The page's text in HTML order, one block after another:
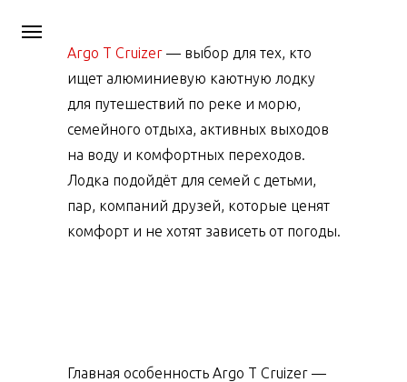
Argo T Cruizer — выбор для тех, кто
ищет алюминиевую каютную лодку
для путешествий по реке и морю,
семейного отдыха, активных выходов
на воду и комфортных переходов.
Лодка подойдёт для семей с детьми,
пар, компаний друзей, которые ценят
комфорт и не хотят зависеть от погоды.
Главная особенность Argo T Cruizer —